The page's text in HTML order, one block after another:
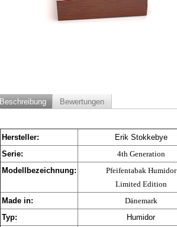
Beschreibung Bewertungen
Hersteller:
Erik Stokkebye
Serie:
4th Generation
Modellbezeichnung:
Pfeifentabak Humidor
Limited Edition
Made in:
Dänemark
Typ:
Humidor